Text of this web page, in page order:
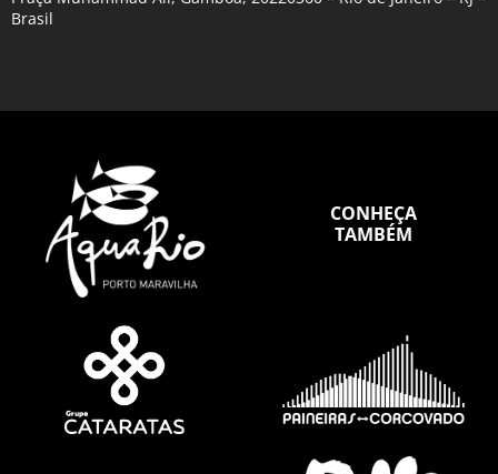
Brasil
CONHEÇA
TAMBÉM